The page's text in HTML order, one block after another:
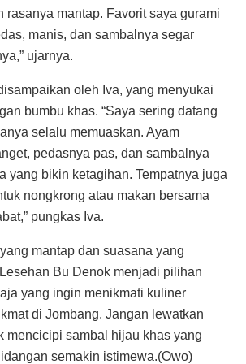
rasanya mantap. Favorit saya gurami
manis, dan sambalnya segar
ujarnya.
oleh Iva, yang menyukai
bumbu khas. “Saya sering datang
selalu memuaskan. Ayam
pedasnya pas, dan sambalnya
yang bikin ketagihan. Tempatnya juga
nongkrong atau makan bersama
pungkas Iva.
mantap dan suasana yang
Bu Denok menjadi pilihan
yang ingin menikmati kuliner
di Jombang. Jangan lewatkan
mencicipi sambal hijau khas yang
semakin istimewa.(Owo)